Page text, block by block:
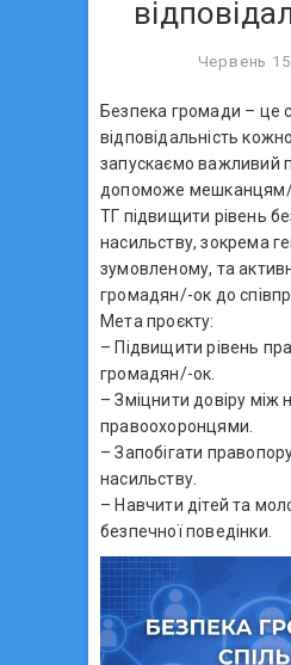
Червень
Безпека громади – це
відповідальність
запускаємо важливий
допоможе
ТГ підвищити рівень
насильству, зокрема
зумовленому, та
громадян/-ок до
Мета проєкту:
– Підвищити рівень
громадян/-ок.
– Зміцнити довіру між
правоохоронцями.
– Запобігати
насильству.
– Навчити дітей та
безпечної поведінки.